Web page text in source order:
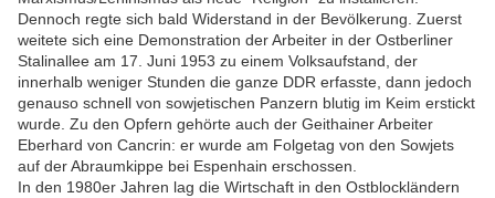
Dennoch regte sich bald Widerstand in der Bevölkerung. Zuerst
weitete sich eine Demonstration der Arbeiter in der Ostberliner
Stalinallee am 17. Juni 1953 zu einem Volksaufstand, der
innerhalb weniger Stunden die ganze DDR erfasste, dann jedoch
genauso schnell von sowjetischen Panzern blutig im Keim erstickt
wurde. Zu den Opfern gehörte auch der Geithainer Arbeiter
Eberhard von Cancrin: er wurde am Folgetag von den Sowjets
auf der Abraumkippe bei Espenhain erschossen.
In den 1980er Jahren lag die Wirtschaft in den Ostblockländern